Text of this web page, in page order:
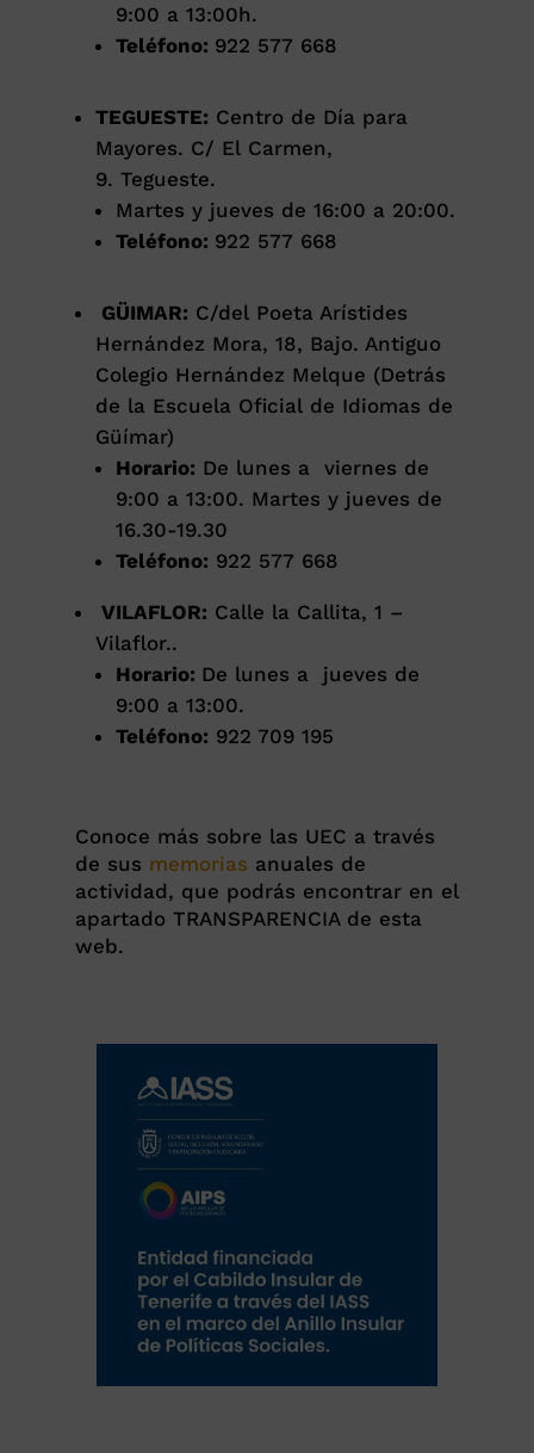
9:00 a 13:00h.
Teléfono: 922 577 668
TEGUESTE: Centro de Día para
Mayores. C/ El Carmen,
9. Tegueste.
Martes y jueves de 16:00 a 20:00.
Teléfono: 922 577 668
GÜIMAR: C/del Poeta Arístides
Hernández Mora, 18, Bajo. Antiguo
Colegio Hernández Melque (Detrás
de la Escuela Oficial de Idiomas de
Güímar)
Horario: De lunes a viernes de
9:00 a 13:00. Martes y jueves de
16.30-19.30
Teléfono: 922 577 668
VILAFLOR: Calle la Callita, 1 –
Vilaflor..
Horario: De lunes a jueves de
9:00 a 13:00.
Teléfono: 922 709 195
Conoce más sobre las UEC a través
de sus memorias anuales de
actividad, que podrás encontrar en el
apartado TRANSPARENCIA de esta
web.